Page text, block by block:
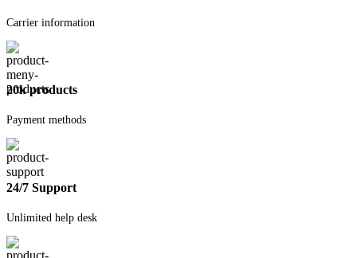
Carrier information
20k products
Payment methods
24/7 Support
Unlimited help desk